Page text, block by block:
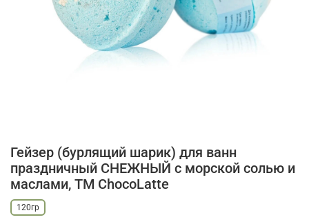
Гейзер (бурлящий шарик) для ванн
праздничный СНЕЖНЫЙ с морской солью и
маслами, ТМ ChocoLatte
120гр